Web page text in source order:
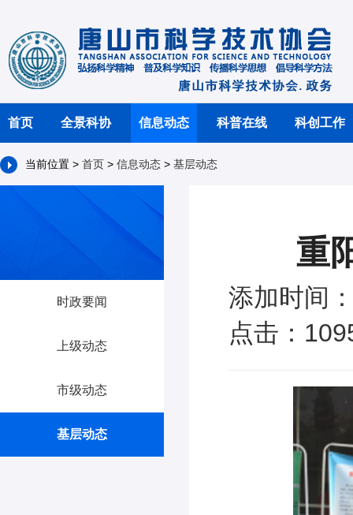
首页 全景科协 信息动态 科普在线 科创工作
当前位置 > 首页 > 信息动态 > 基层动态
时政要闻
上级动态
市级动态
基层动态
重
添加时间
点击：